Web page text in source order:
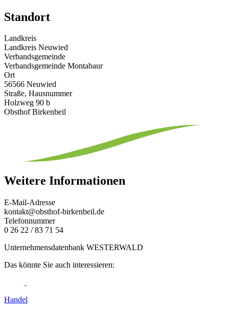
Standort
Landkreis
Landkreis Neuwied
Verbandsgemeinde
Verbandsgemeinde Montabaur
Ort
56566 Neuwied
Straße, Hausnummer
Holzweg 90 b
Obsthof Birkenbeil
Weitere Informationen
E-Mail-Adresse
kontakt@obsthof-birkenbeil.de
Telefonnummer
0 26 22 / 83 71 54
Unternehmensdatenbank WESTERWALD
Das könnte Sie auch interessieren:
Handel